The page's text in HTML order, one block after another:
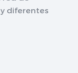
diferentes